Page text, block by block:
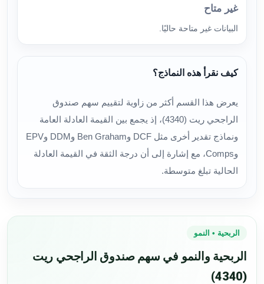
غير متاح
البيانات غير متاحة حاليًا.
كيف نقرأ هذه النماذج؟
يعرض هذا القسم أكثر من زاوية لتقييم سهم صندوق
الراجحي ريت (4340)، إذ يجمع بين القيمة العادلة العامة
ونماذج تقدير أخرى مثل DCF وBen Graham وDDM وEPV
وComps، مع إشارة إلى أن درجة الثقة في القيمة العادلة
الحالية تبلغ متوسطة.
الربحية • النمو
الربحية والنمو في سهم صندوق الراجحي ريت
(4340)